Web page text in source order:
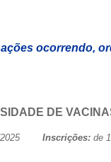
ações ocorrendo,
DE
2025 Inscrições: de